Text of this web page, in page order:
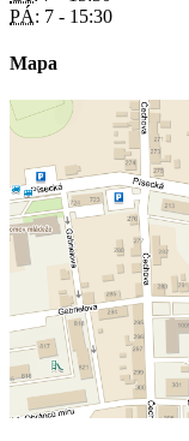
PÁ: 7 - 15:30
Mapa